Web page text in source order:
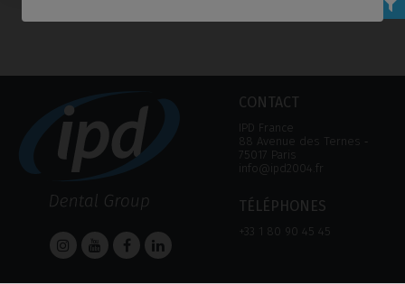
CONTACT
IPD France
88 Avenue des Ternes ‑
75017 Paris
info@ipd2004.fr
TÉLÉPHONES
+33 1 80 90 45 45